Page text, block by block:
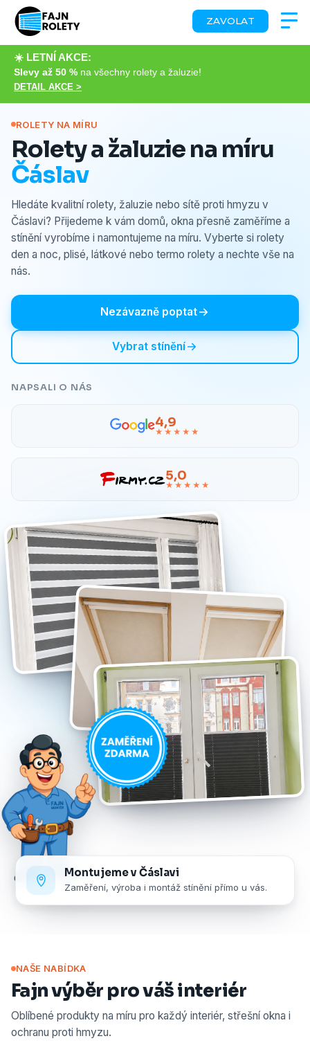
☀️ LETNÍ AKCE:
Slevy až 50 % na všechny rolety a žaluzie!
DETAIL AKCE >
ZAVOLAT
ROLETY NA MÍRU
Rolety a žaluzie na míru
Čáslav
Hledáte kvalitní rolety, žaluzie nebo sítě proti hmyzu v
Čáslavi? Přijedeme k vám domů, okna přesně zaměříme a
stínění vyrobíme i namontujeme na míru. Vyberte si rolety
den a noc, plisé, látkové nebo termo rolety a nechte vše na
nás.
Nezávazně poptat
Vybrat stínění
NAPSALI O NÁS
4,9
★★★★★
5,0
★★★★★
Montujeme v Čáslavi
Zaměření, výroba i montáž stínění přímo u vás.
NAŠE NABÍDKA
Fajn výběr pro váš interiér
Oblíbené produkty na míru pro každý interiér, střešní okna i
ochranu proti hmyzu.